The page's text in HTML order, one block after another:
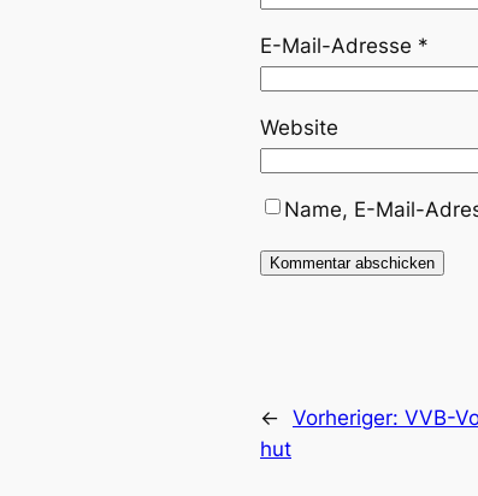
E-Mail-Adresse *
Website
Name, E-Mail-
← Vorheriger: VVB-
hut